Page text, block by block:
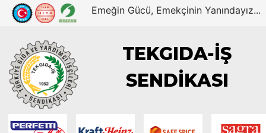
Emeğin Gücü, Emekçinin Yanındayız...
TEKGIDA-İŞ
SENDİKASI